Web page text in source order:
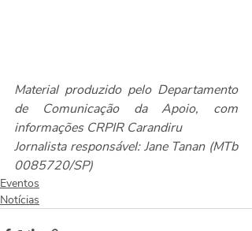
Material produzido pelo Departamento
de Comunicação da Apoio, com
informações CRPIR Carandiru
Jornalista responsável: Jane Tanan (MTb
0085720/SP)
Eventos
Notícias